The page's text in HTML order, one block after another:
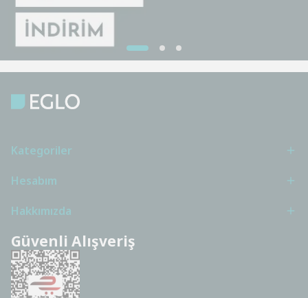
Kategoriler
Hesabım
Hakkımızda
Güvenli Alışveriş